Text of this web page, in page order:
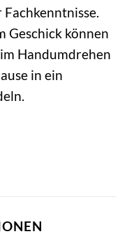
Geschick können
Handumdrehen
in ein